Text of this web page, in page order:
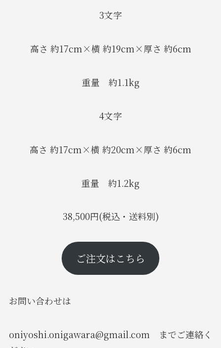
3文字
高さ 約17cm×横 約19cm×厚さ 約6cm
重量 約1.1kg
4文字
高さ 約17cm×横 約20cm×厚さ 約6cm
重量 約1.2kg
38,500円(税込・送料別)
ご注文はこちら
お問い合わせは
oniyoshi.onigawara@gmail.com までご連絡く